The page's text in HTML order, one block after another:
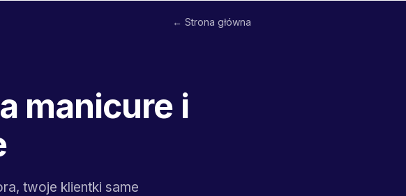
← Strona główna
manicure i
twoje klientki same